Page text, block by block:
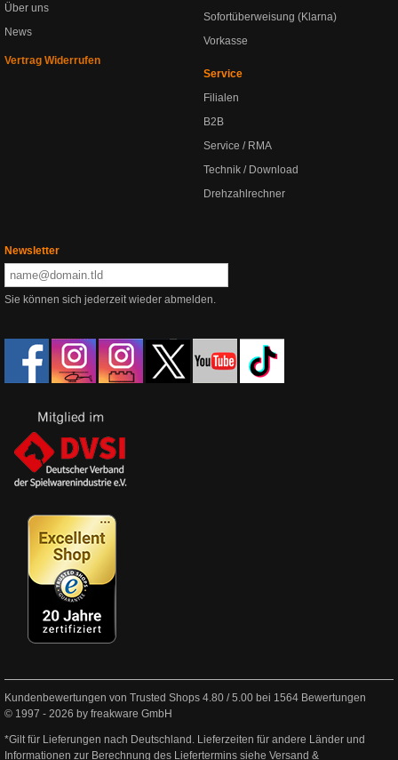
Über uns
News
Vertrag Widerrufen
Sofortüberweisung (Klarna)
Vorkasse
Service
Filialen
B2B
Service / RMA
Technik / Download
Drehzahlrechner
Newsletter
Sie können sich jederzeit wieder abmelden.
Kundenbewertungen von Trusted Shops 4.80 /5.00 bei 1564 Bewertungen
© 1997 - 2026 by freakware GmbH
*Gilt für Lieferungen nach Deutschland. Lieferzeiten für andere Länder und
Informationen zur Berechnung des Liefertermins siehe Versand &